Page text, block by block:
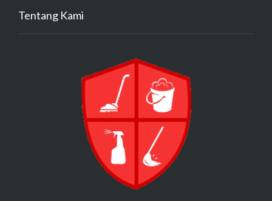
Tentang Kami